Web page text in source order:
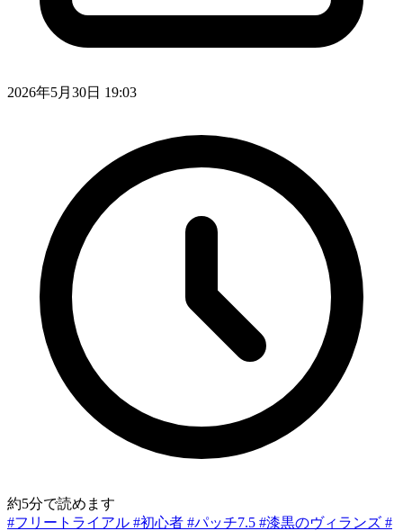
2026年5月30日 19:03
約5分で読めます
#フリートライアル #初心者 #パッチ7.5 #漆黒のヴィランズ #